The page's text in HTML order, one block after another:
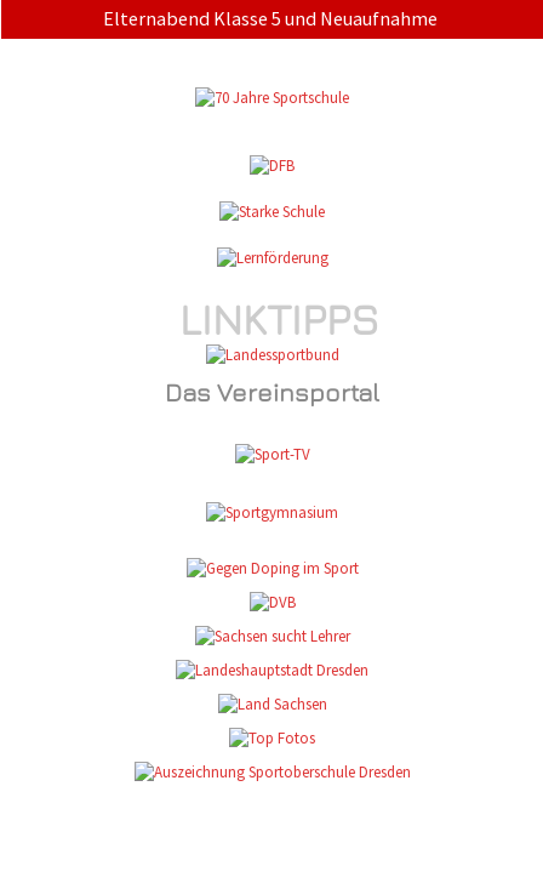
Elternabend Klasse 5 und Neuaufnahme
LINKTIPPS
Das Vereinsportal